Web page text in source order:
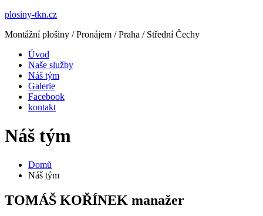
plosiny-tkn.cz
Montážní plošiny / Pronájem / Praha / Střední Čechy
Úvod
Naše služby
Náš tým
Galerie
Facebook
kontakt
Náš tým
Domů
Náš tým
TOMÁŠ KOŘÍNEK manažer